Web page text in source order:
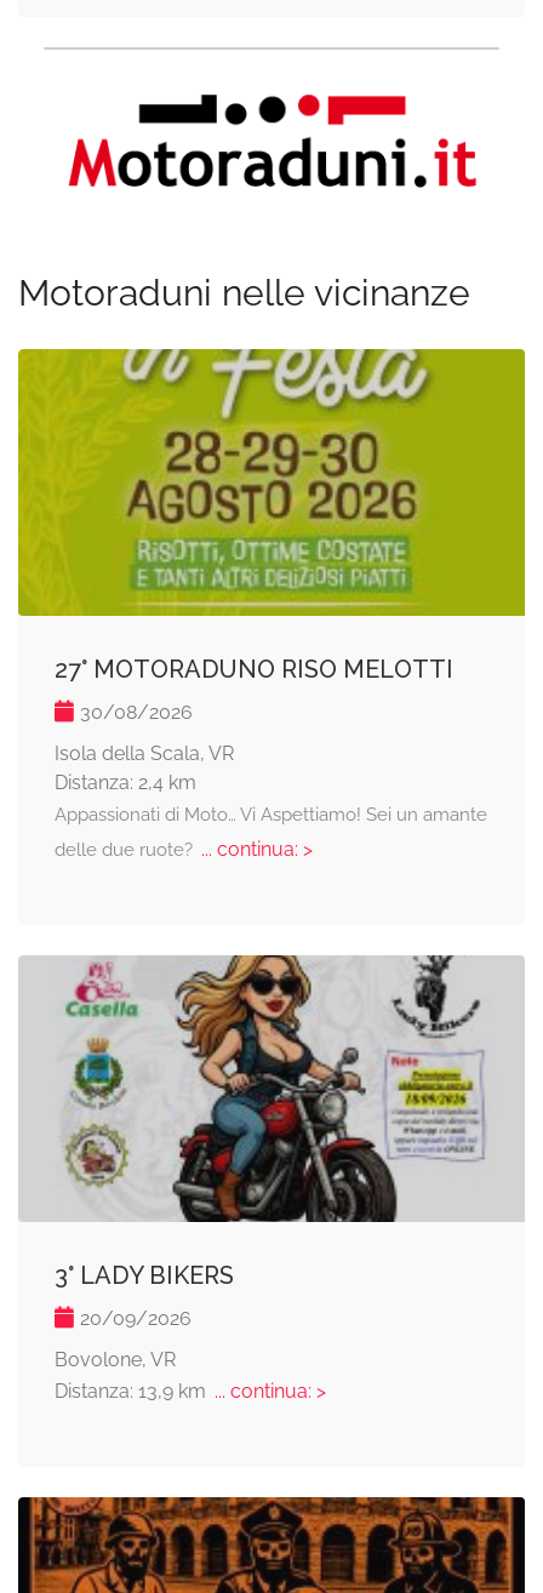
Motoraduni nelle vicinanze
27° MOTORADUNO RISO MELOTTI
30/08/2026
Isola della Scala, VR
Distanza: 2,4 km
Appassionati di Moto… Vi Aspettiamo! Sei un amante
delle due ruote?... continua: >
3° LADY BIKERS
20/09/2026
Bovolone, VR
Distanza: 13,9 km ... continua: >